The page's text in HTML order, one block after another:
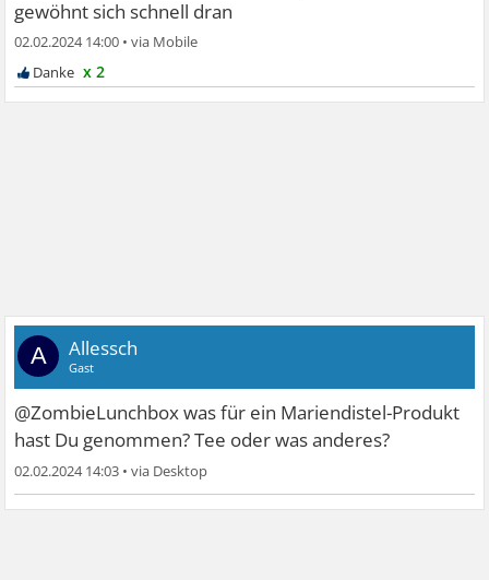
gewöhnt sich schnell dran
02.02.2024 14:00 •
x 2
A Allessch
Gast
@ZombieLunchbox was für ein Mariendistel-Produkt
hast Du genommen? Tee oder was anderes?
02.02.2024 14:03 •